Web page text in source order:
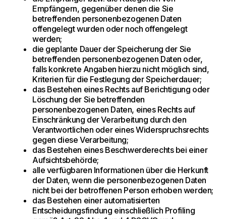
Empfängern, gegenüber denen die Sie
betreffenden personenbezogenen Daten
offengelegt wurden oder noch offengelegt
werden;
die geplante Dauer der Speicherung der Sie
betreffenden personenbezogenen Daten oder,
falls konkrete Angaben hierzu nicht möglich sind,
Kriterien für die Festlegung der Speicherdauer;
das Bestehen eines Rechts auf Berichtigung oder
Löschung der Sie betreffenden
personenbezogenen Daten, eines Rechts auf
Einschränkung der Verarbeitung durch den
Verantwortlichen oder eines Widerspruchsrechts
gegen diese Verarbeitung;
das Bestehen eines Beschwerderechts bei einer
Aufsichtsbehörde;
alle verfügbaren Informationen über die Herkunft
der Daten, wenn die personenbezogenen Daten
nicht bei der betroffenen Person erhoben werden;
das Bestehen einer automatisierten
Entscheidungsfindung einschließlich Profiling